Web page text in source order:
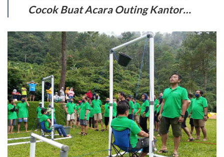
Cocok Buat Acara Outing Kantor…